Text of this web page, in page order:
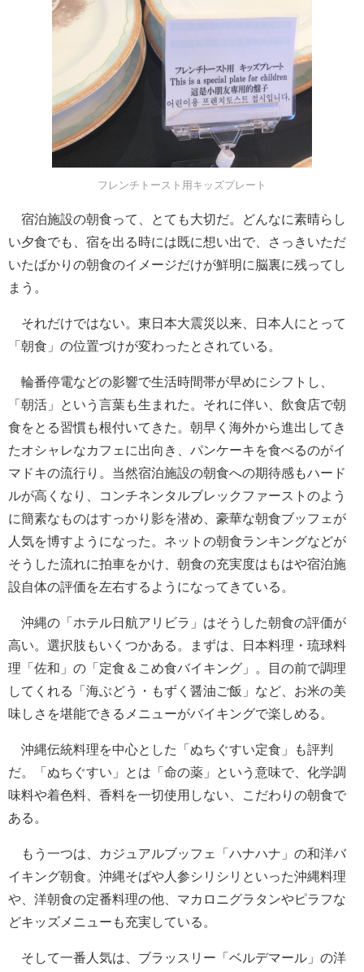
フレンチトースト用キッズプレート
宿泊施設の朝食って、とても大切だ。どんなに素晴らし
い夕食でも、宿を出る時には既に想い出で、さっきいただ
いたばかりの朝食のイメージだけが鮮明に脳裏に残ってし
まう。
それだけではない。東日本大震災以来、日本人にとって
「朝食」の位置づけが変わったとされている。
輪番停電などの影響で生活時間帯が早めにシフトし、
「朝活」という言葉も生まれた。それに伴い、飲食店で朝
食をとる習慣も根付いてきた。朝早く海外から進出してき
たオシャレなカフェに出向き、パンケーキを食べるのがイ
マドキの流行り。当然宿泊施設の朝食への期待感もハード
ルが高くなり、コンチネンタルブレックファーストのよう
に簡素なものはすっかり影を潜め、豪華な朝食ブッフェが
人気を博すようになった。ネットの朝食ランキングなどが
そうした流れに拍車をかけ、朝食の充実度はもはや宿泊施
設自体の評価を左右するようになってきている。
沖縄の「ホテル日航アリビラ」はそうした朝食の評価が
高い。選択肢もいくつかある。まずは、日本料理・琉球料
理「佐和」の「定食＆こめ食バイキング」。目の前で調理
してくれる「海ぶどう・もずく醤油ご飯」など、お米の美
味しさを堪能できるメニューがバイキングで楽しめる。
沖縄伝統料理を中心とした「ぬちぐすい定食」も評判
だ。「ぬちぐすい」とは「命の薬」という意味で、化学調
味料や着色料、香料を一切使用しない、こだわりの朝食で
ある。
もう一つは、カジュアルブッフェ「ハナハナ」の和洋バ
イキング朝食。沖縄そばや人参シリシリといった沖縄料理
や、洋朝食の定番料理の他、マカロニグラタンやピラフな
どキッズメニューも充実している。
そして一番人気は、ブラッスリー「ベルデマール」の洋